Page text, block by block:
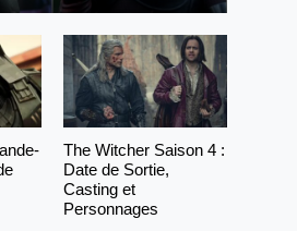
The Witcher Saison 4 :
Date de Sortie,
Casting et
Personnages